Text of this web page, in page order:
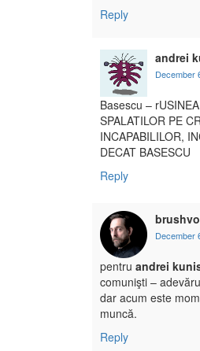
Reply
andrei
December
Basescu –
SPALATILOR PE
INCAPABILILOR,
DECAT BASESCU
Reply
December
pentru andrei
comunişti –
dar acum este
muncă.
Reply